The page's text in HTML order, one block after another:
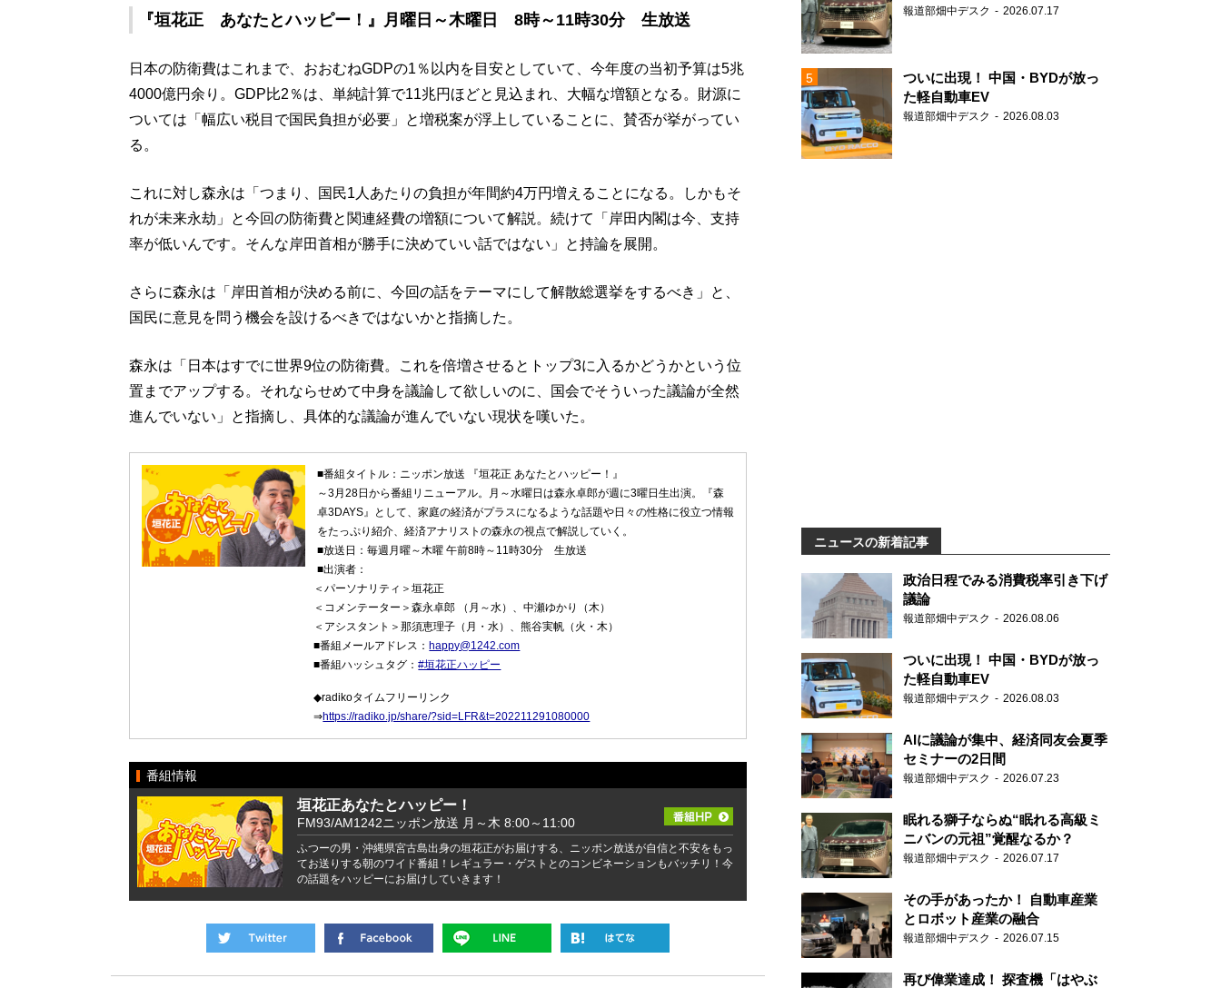
『垣花正 あなたとハッピー！』月曜日～木曜日 8時～11時30分 生放送
日本の防衛費はこれまで、おおむねGDPの1％以内を目安としていて、今年度の当初予算は5兆
4000億円余り。GDP比2％は、単純計算で11兆円ほどと見込まれ、大幅な増額となる。財源に
ついては「幅広い税目で国民負担が必要」と増税案が浮上していることに、賛否が挙がってい
る。
これに対し森永は「つまり、国民1人あたりの負担が年間約4万円増えることになる。しかもそ
れが未来永劫」と今回の防衛費と関連経費の増額について解説。続けて「岸田内閣は今、支持
率が低いんです。そんな岸田首相が勝手に決めていい話ではない」と持論を展開。
さらに森永は「岸田首相が決める前に、今回の話をテーマにして解散総選挙をするべき」と、
国民に意見を問う機会を設けるべきではないかと指摘した。
森永は「日本はすでに世界9位の防衛費。これを倍増させるとトップ3に入るかどうかという位
置までアップする。それならせめて中身を議論して欲しいのに、国会でそういった議論が全然
進んでいない」と指摘し、具体的な議論が進んでいない現状を嘆いた。
■番組タイトル：ニッポン放送 『垣花正 あなたとハッピー！』
～3月28日から番組リニューアル。月～水曜日は森永卓郎が週に3曜日生出演。『森
卓3DAYS』として、家庭の経済がプラスになるような話題や日々の性格に役立つ情報
をたっぷり紹介、経済アナリストの森永の視点で解説していく。
■放送日：毎週月曜～木曜 午前8時～11時30分 生放送
■出演者：
＜パーソナリティ＞垣花正
＜コメンテーター＞森永卓郎 （月～水）、中瀬ゆかり（木）
＜アシスタント＞那須恵理子（月・水）、熊谷実帆（火・木）
■番組メールアドレス：happy@1242.com
■番組ハッシュタグ：#垣花正ハッピー
◆radikoタイムフリーリンク
⇒https://radiko.jp/share/?sid=LFR&t=202211291080000
番組情報
垣花正あなたとハッピー！
FM93/AM1242ニッポン放送 月～木 8:00～11:00
ふつーの男・沖縄県宮古島出身の垣花正がお届けする、ニッポン放送が自信と不安をもっ
てお送りする朝のワイド番組！レギュラー・ゲストとのコンビネーションもバッチリ！今
の話題をハッピーにお届けしていきます！
報道部畑中デスク 2026.07.17
ついに出現！ 中国・BYDが放っ
た軽自動車EV
報道部畑中デスク 2026.08.03
ニュースの新着記事
政治日程でみる消費税率引き下げ
議論
報道部畑中デスク 2026.08.06
ついに出現！ 中国・BYDが放っ
た軽自動車EV
報道部畑中デスク 2026.08.03
AIに議論が集中、経済同友会夏季
セミナーの2日間
報道部畑中デスク 2026.07.23
眠れる獅子ならぬ“眠れる高級ミ
ニバンの元祖”覚醒なるか？
報道部畑中デスク 2026.07.17
その手があったか！ 自動車産業
とロボット産業の融合
報道部畑中デスク 2026.07.15
再び偉業達成！ 探査機「はやぶ